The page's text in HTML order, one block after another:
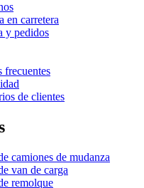
en carretera
y pedidos
frecuentes
de clientes
camiones de mudanza
van de carga
remolque